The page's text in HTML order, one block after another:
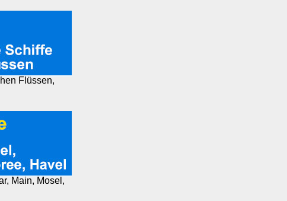
Flüssen,
Main, Mosel,